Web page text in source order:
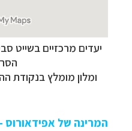
יעדים מרכזיים בשייט
ומלון מומלץ בנקודת
המרינה של